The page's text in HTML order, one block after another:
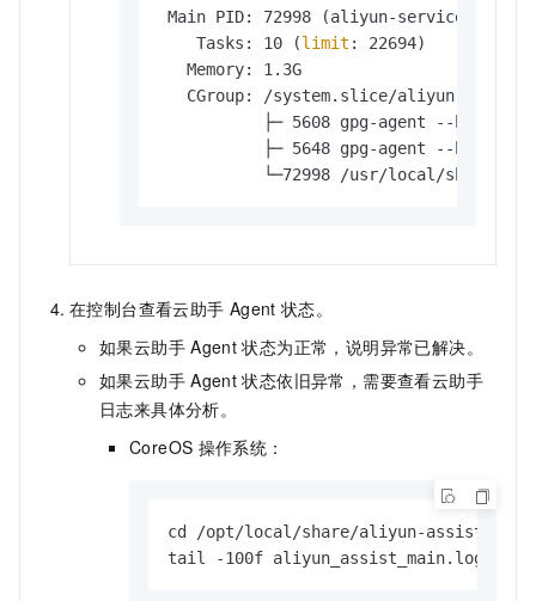
Main PID: 72998 (aliyun-service)
    Tasks: 10 (
limit : 22694)
   Memory: 1.3G
   CGroup: /system.slice/aliyun.service
├─ 5608 gpg-agent --homedir
├─ 5648 gpg-agent --homedir
└─72998 /usr/local/share/
在控制台查看云助手 Agent 状态。
如果云助手 Agent 状态为正常，说明异常已解决。
如果云助手 Agent 状态依旧异常，需要查看云助手
日志来具体分析。
CoreOS 操作系统：
cd /opt/local/share/aliyun-assist/
tail -100f aliyun_assist_main.log